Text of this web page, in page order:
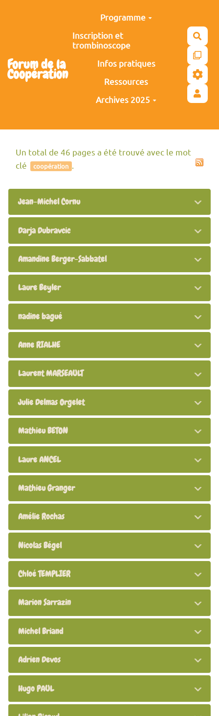
Forum de la
Coopération
Programme
Inscription et
trombinoscope
Infos pratiques
Ressources
Archives 2025
Un total de 46 pages a été trouvé avec le mot
clé
coopération .
Jean-Michel Cornu
Darja Dubravcic
Amandine Berger-Sabbatel
Laure Beyler
nadine bagué
Anne RIALHE
Laurent MARSEAULT
Julie Delmas Orgelet
Mathieu BETON
Laure ANCEL
Mathieu Granger
Amélie Rochas
Nicolas Bégel
Chloé TEMPLIER
Marion Sarrazin
Michel Briand
Adrien Devos
Hugo PAUL